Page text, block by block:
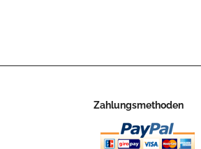
Zahlungsmethoden